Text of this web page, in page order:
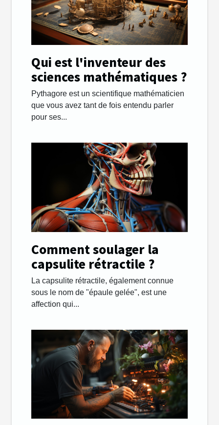
Qui est l'inventeur des
sciences mathématiques ?
Pythagore est un scientifique mathématicien
que vous avez tant de fois entendu parler
pour ses...
Comment soulager la
capsulite rétractile ?
La capsulite rétractile, également connue
sous le nom de "épaule gelée", est une
affection qui...